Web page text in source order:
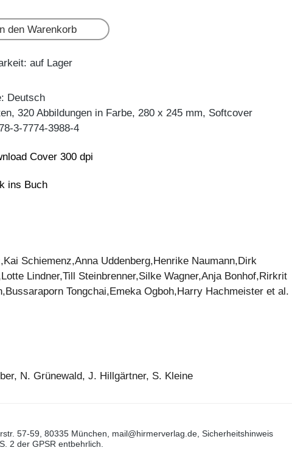
den Warenkorb
auf Lager
Deutsch
320 Abbildungen in Farbe, 280 x 245 mm, Softcover
3-7774-3988-4
Cover 300 dpi
ins Buch
Schiemenz,Anna Uddenberg,Henrike Naumann,Dirk
Lindner,Till Steinbrenner,Silke Wagner,Anja Bonhof,Rirkrit
Tongchai,Emeka Ogboh,Harry Hachmeister et al.
N. Grünewald, J. Hillgärtner, S. Kleine
57-59, 80335 München, mail@hirmerverlag.de, Sicherheitshinweis
2 der GPSR entbehrlich.